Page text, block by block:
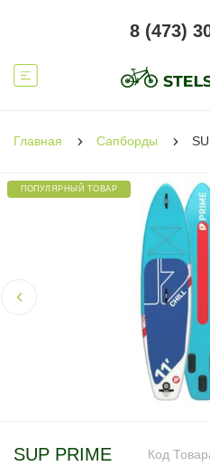
8 (473)
Главная Сапборды
ПОПУЛЯРНЫЙ ТОВАР
Код
SUP PRIME